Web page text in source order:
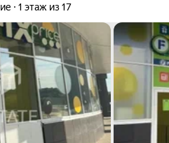
1 этаж из 17